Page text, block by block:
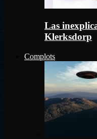
Las
Klerksdorp
Complots